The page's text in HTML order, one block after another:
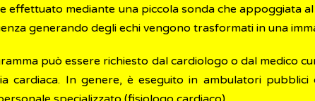
effettuato mediante una piccola sonda che appoggiata
generando degli echi vengono trasformati in una
può essere richiesto dal cardiologo o dal medico
cardiaca. In genere, è eseguito in ambulatori